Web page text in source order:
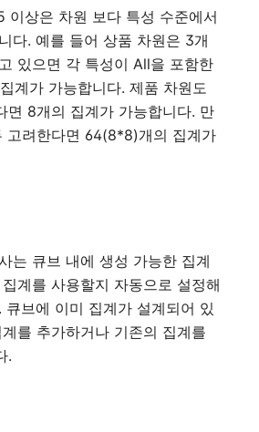
이상은 차원 보다 특성 수준에서
다. 예를 들어 상품 차원은 3개
있으면 각 특성이 All을 포함한
계가 가능합니다. 제품 차원도
면 8개의 집계가 가능합니다. 만
고려한다면 64(8*8)개의 집계가
는 큐브 내에 생성 가능한 집계
계를 사용할지 자동으로 설정해
큐브에 이미 집계가 설계되어 있
를 추가하거나 기존의 집계를
.